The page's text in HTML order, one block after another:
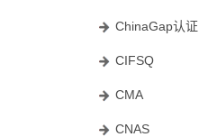
ChinaGap认证
CIFSQ
CMA
CNAS